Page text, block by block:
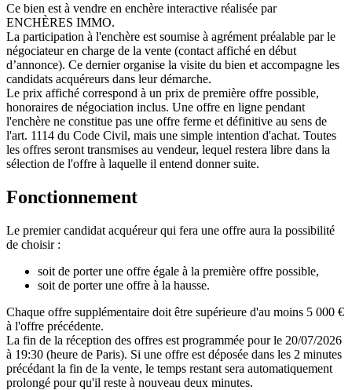
Ce bien est à vendre en enchère interactive réalisée par
ENCHÈRES IMMO.
La participation à l'enchère est soumise à agrément préalable par le
négociateur en charge de la vente (contact affiché en début
d’annonce). Ce dernier organise la visite du bien et accompagne les
candidats acquéreurs dans leur démarche.
Le prix affiché correspond à un prix de première offre possible,
honoraires de négociation inclus. Une offre en ligne pendant
l'enchère ne constitue pas une offre ferme et définitive au sens de
l'art. 1114 du Code Civil, mais une simple intention d'achat. Toutes
les offres seront transmises au vendeur, lequel restera libre dans la
sélection de l'offre à laquelle il entend donner suite.
Fonctionnement
Le premier candidat acquéreur qui fera une offre aura la possibilité
de choisir :
soit de porter une offre égale à la première offre possible,
soit de porter une offre à la hausse.
Chaque offre supplémentaire doit être supérieure d'au moins 5 000 €
à l'offre précédente.
La fin de la réception des offres est programmée pour le 20/07/2026
à 19:30 (heure de Paris). Si une offre est déposée dans les 2 minutes
précédant la fin de la vente, le temps restant sera automatiquement
prolongé pour qu'il reste à nouveau deux minutes.